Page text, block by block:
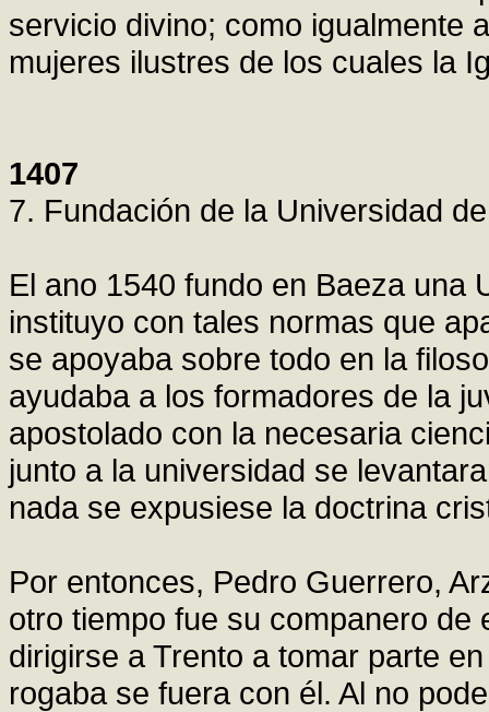
servicio divino; como igualmente
mujeres ilustres de los cuales la
1407
7. Fundación de la Universidad
El ano 1540 fundo en Baeza una
instituyo con tales normas que
se apoyaba sobre todo en la
ayudaba a los formadores de la
apostolado con la necesaria
junto a la universidad se
nada se expusiese la doctrina
Por entonces, Pedro Guerrero,
otro tiempo fue su companero de
dirigirse a Trento a tomar parte
rogaba se fuera con él. Al no